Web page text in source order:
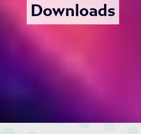
Downloads